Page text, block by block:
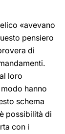
«avevano
pensiero
di
loro
hanno
schema
possibilità di
con i